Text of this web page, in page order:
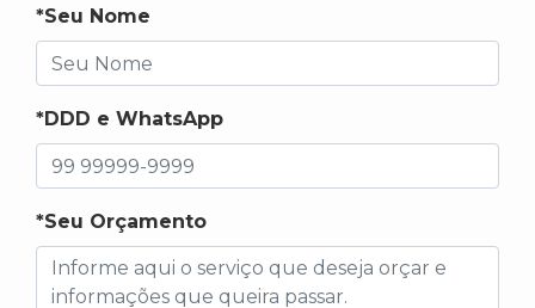
*Seu Nome
*DDD e WhatsApp
*Seu Orçamento